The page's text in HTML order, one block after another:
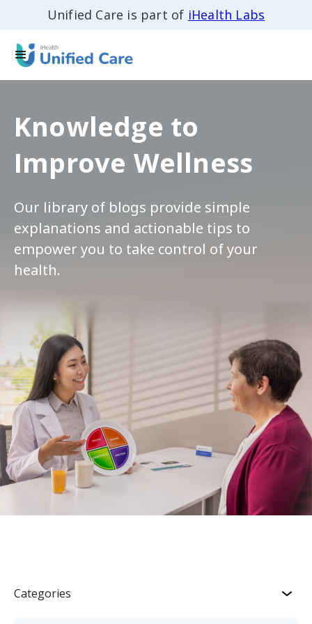
Unified Care is part of iHealth Labs
Knowledge to
Improve Wellness
Our library of blogs provide simple
explanations and actionable tips to
empower you to take control of your
health.
Categories